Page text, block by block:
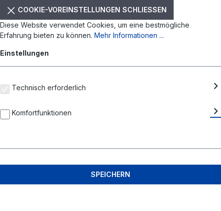
COOKIE-VOREINSTELLUNGEN SCHLIESSEN
Diese Website verwendet Cookies, um eine bestmögliche
Erfahrung bieten zu können. Mehr Informationen ...
Einstellungen
Technisch erforderlich
Komfortfunktionen
SPEICHERN